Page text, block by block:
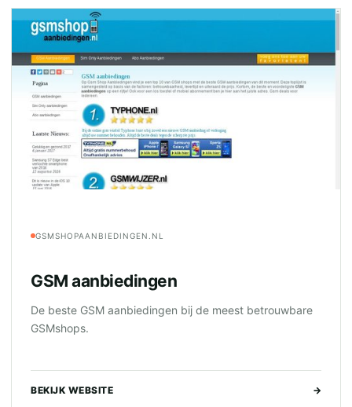
GSMSHOPAANBIEDINGEN.NL
GSM aanbiedingen
De beste GSM aanbiedingen bij de meest betrouwbare
GSMshops.
BEKIJK WEBSITE →